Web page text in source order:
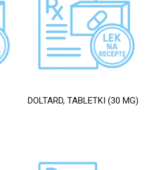
DOLTARD, TABLETKI (30 MG)